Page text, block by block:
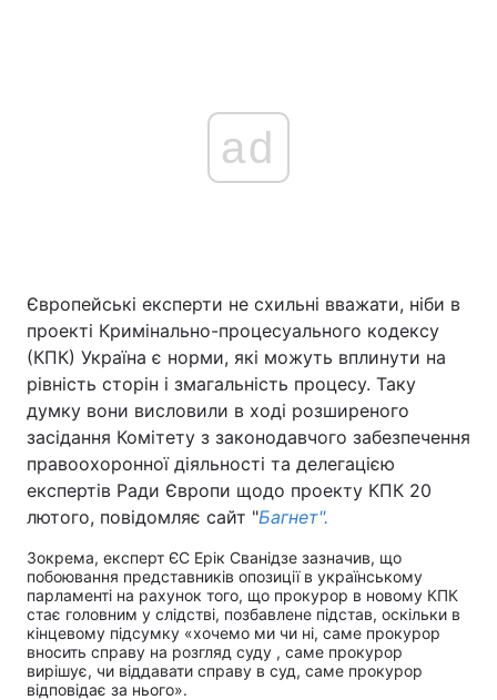
ad
Європейські експерти не схильні вважати, ніби в
проекті Кримінально-процесуального кодексу
(КПК) Україна є норми, які можуть вплинути на
рівність сторін і змагальність процесу. Таку
думку вони висловили в ході розширеного
засідання Комітету з законодавчого забезпечення
правоохоронної діяльності та делегацією
експертів Ради Європи щодо проекту КПК 20
лютого, повідомляє сайт "Багнет".
Зокрема, експерт ЄС Ерік Сванідзе зазначив, що
побоювання представників опозиції в українському
парламенті на рахунок того, що прокурор в новому КПК
стає головним у слідстві, позбавлене підстав, оскільки в
кінцевому підсумку «хочемо ми чи ні, саме прокурор
вносить справу на розгляд суду , саме прокурор
вирішує, чи віддавати справу в суд, саме прокурор
відповідає за нього».